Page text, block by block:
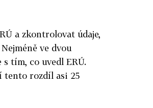
a zkontrolovat údaje,
ve dvou
tím, co uvedl ERÚ.
tento rozdíl asi 25